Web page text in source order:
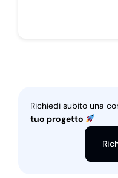
Richiedi subito una
tuo progetto